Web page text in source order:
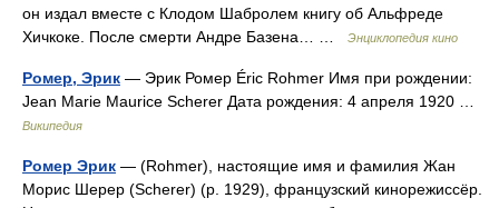
он издал вместе с Клодом Шабролем книгу об Альфреде
Хичкоке. После смерти Андре Базена… …
Энциклопедия кино
Ромер, Эрик — Эрик Ромер Éric Rohmer Имя при рождении:
Jean Marie Maurice Scherer Дата рождения: 4 апреля 1920 …
Википедия
Ромер Эрик — (Rohmer), настоящие имя и фамилия Жан
Морис Шерер (Scherer) (р. 1929), французский кинорежиссёр.